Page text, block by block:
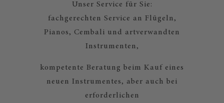
Unser Service für Sie:
fachgerechten Service an Flügeln,
Pianos, Cembali und artverwandten
Instrumenten,
kompetente Beratung beim Kauf eines
neuen Instrumentes, aber auch bei
erforderlichen